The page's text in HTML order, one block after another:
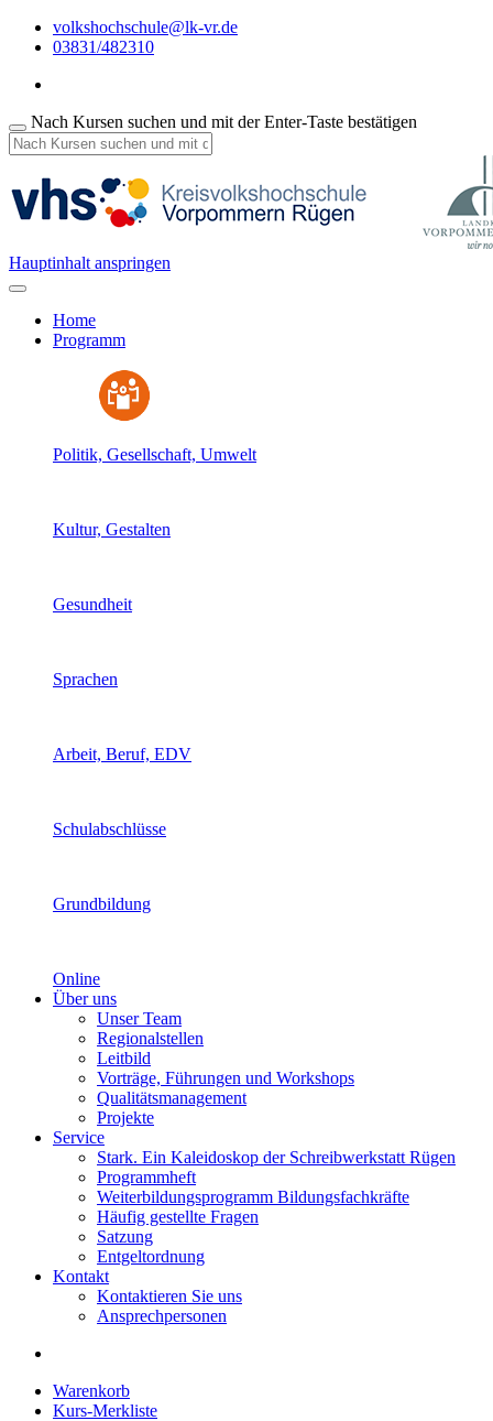
volkshochschule@lk-vr.de
03831/482310
Nach Kursen suchen und mit der Enter-Taste bestätigen
Hauptinhalt anspringen
Home
Programm
Politik, Gesellschaft, Umwelt
Kultur, Gestalten
Gesundheit
Sprachen
Arbeit, Beruf, EDV
Schulabschlüsse
Grundbildung
Online
Über uns
Unser Team
Regionalstellen
Leitbild
Vorträge, Führungen und Workshops
Qualitätsmanagement
Projekte
Service
Stark. Ein Kaleidoskop der Schreibwerkstatt Rügen
Programmheft
Weiterbildungsprogramm Bildungsfachkräfte
Häufig gestellte Fragen
Satzung
Entgeltordnung
Kontakt
Kontaktieren Sie uns
Ansprechpersonen
Warenkorb
Kurs-Merkliste